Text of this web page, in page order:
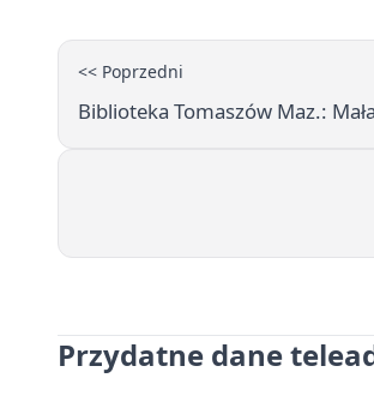
<< Poprzedni
Biblioteka Tomaszów Maz.:
Przydatne dane